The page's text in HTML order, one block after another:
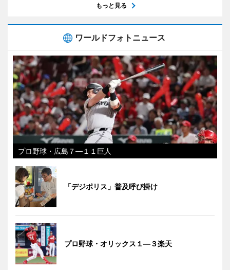
もっと見る
ワールドフォトニュース
プロ野球・広島７―１１巨人
「デジポリス」普及呼び掛け
プロ野球・オリックス１―３楽天